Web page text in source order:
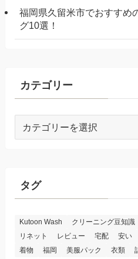
福岡県久留米市でおすすめ
グ10選！
カテゴリー
タグ
Kutoon Wash クリーニング豆知識
リネット
レビュー 宅配 安い
着物
福岡 美服パック 衣類